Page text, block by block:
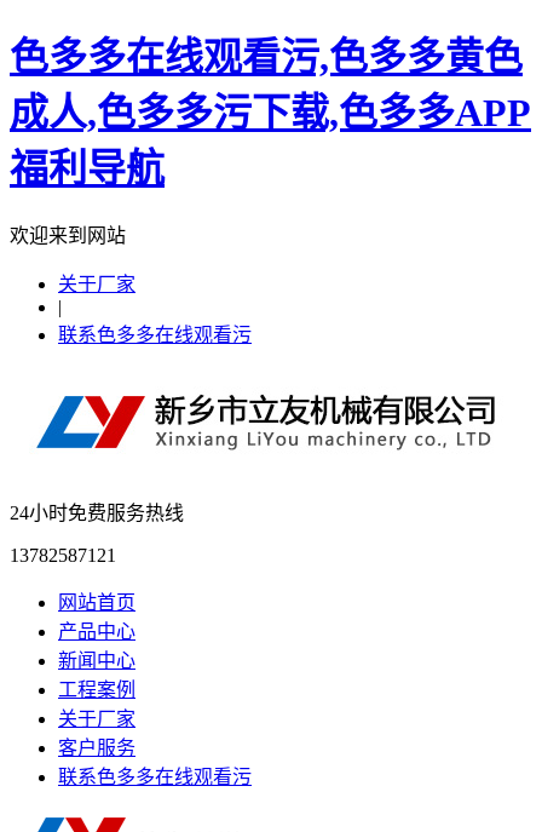
色多多在线观看污,色多多黄色
成人,色多多污下载,色多多APP
福利导航
欢迎来到网站
关于厂家
|
联系色多多在线观看污
24小时免费服务热线
13782587121
网站首页
产品中心
新闻中心
工程案例
关于厂家
客户服务
联系色多多在线观看污